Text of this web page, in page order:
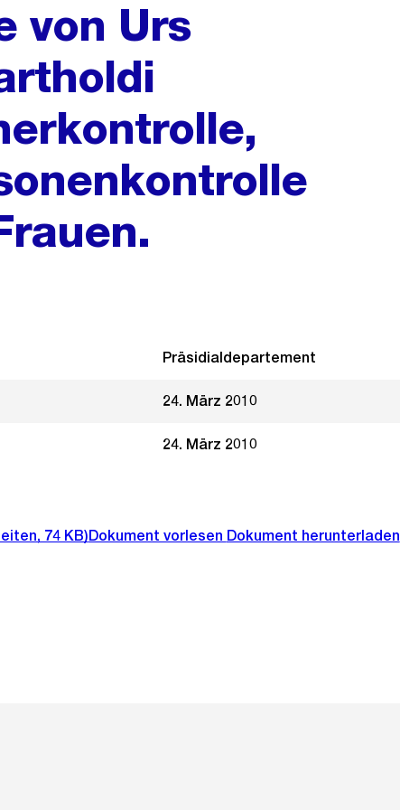
von Urs
Präsidialdepartement
24. März 2010
24. März 2010
74 KB)Dokument vorlesen Dokument herunterladen